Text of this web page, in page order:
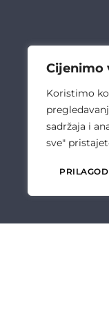
Cijenimo
Koristimo
sadržaja i
sve"